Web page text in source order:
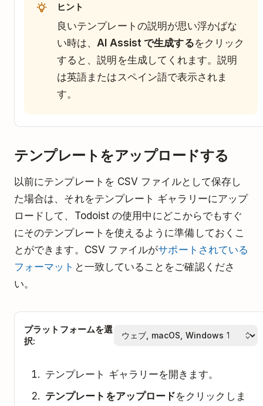
ヒント
良いテンプレートの説明が思い浮かばな
い時は、 AI Assist で生成するをクリック
すると、説明を生成してくれます。説明
は英語またはスペイン語で表示されま
す。
テンプレートをアップロードする
以前にテンプレートを CSV ファイルとして保存し
た場合は、それをテンプレート ギャラリーにアップ
ロードして、Todoist の使用中にどこからでもすぐ
にそのテンプレートを使えるように準備しておくこ
とができます。CSV ファイルがサポートされている
フォーマット と一致していることをご確認くださ
い。
プラットフォームを選
択:
テンプレート ギャラリーを開きます。
テンプレートをアップロードをクリックしま